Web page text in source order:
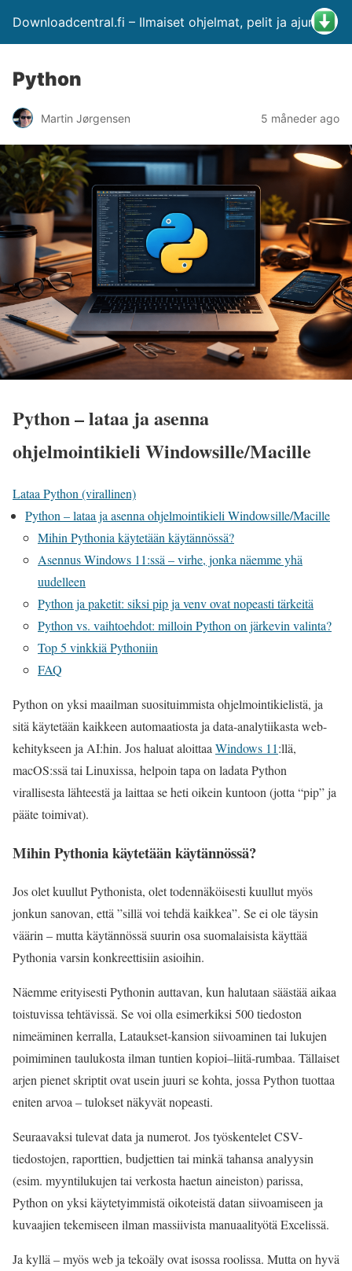
Downloadcentral.fi – Ilmaiset ohjelmat, pelit ja ajurit
Python
Martin Jørgensen 5 måneder ago
Python – lataa ja asenna
ohjelmointikieli Windowsille/Macille
Lataa Python (virallinen)
Python – lataa ja asenna ohjelmointikieli Windowsille/Macille
Mihin Pythonia käytetään käytännössä?
Asennus Windows 11:ssä – virhe, jonka näemme yhä
uudelleen
Python ja paketit: siksi pip ja venv ovat nopeasti tärkeitä
Python vs. vaihtoehdot: milloin Python on järkevin valinta?
Top 5 vinkkiä Pythoniin
FAQ
Python on yksi maailman suosituimmista ohjelmointikielistä, ja
sitä käytetään kaikkeen automaatiosta ja data-analytiikasta web-
kehitykseen ja AI:hin. Jos haluat aloittaaWindows 11:llä,
macOS:ssä tai Linuxissa, helpoin tapa on ladata Python
virallisesta lähteestä ja laittaa se heti oikein kuntoon (jotta “pip” ja
pääte toimivat).
Mihin Pythonia käytetään käytännössä?
Jos olet kuullut Pythonista, olet todennäköisesti kuullut myös
jonkun sanovan, että ”sillä voi tehdä kaikkea”. Se ei ole täysin
väärin – mutta käytännössä suurin osa suomalaisista käyttää
Pythonia varsin konkreettisiin asioihin.
Näemme erityisesti Pythonin auttavan, kun halutaan säästää aikaa
toistuvissa tehtävissä. Se voi olla esimerkiksi 500 tiedoston
nimeäminen kerralla, Lataukset-kansion siivoaminen tai lukujen
poimiminen taulukosta ilman tuntien kopioi–liitä-rumbaa. Tällaiset
arjen pienet skriptit ovat usein juuri se kohta, jossa Python tuottaa
eniten arvoa – tulokset näkyvät nopeasti.
Seuraavaksi tulevat data ja numerot. Jos työskentelet CSV-
tiedostojen, raporttien, budjettien tai minkä tahansa analyysin
(esim. myyntilukujen tai verkosta haetun aineiston) parissa,
Python on yksi käytetyimmistä oikoteistä datan siivoamiseen ja
kuvaajien tekemiseen ilman massiivista manuaalityötä Excelissä.
Ja kyllä – myös web ja tekoäly ovat isossa roolissa. Mutta on hyvä